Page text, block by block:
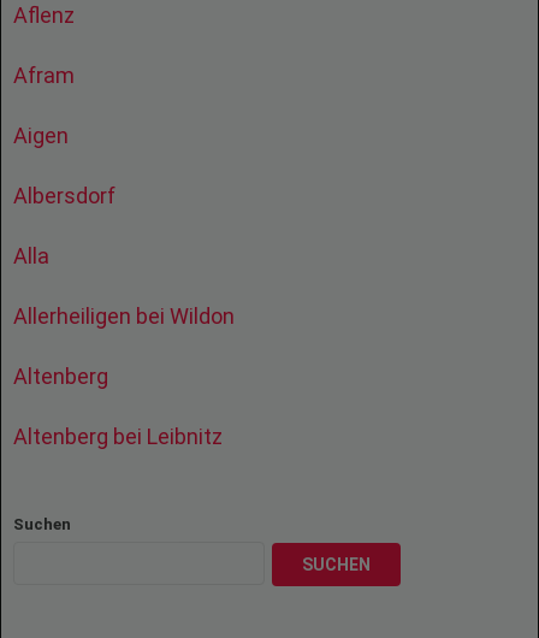
Aflenz
Afram
Aigen
Albersdorf
Alla
Allerheiligen bei Wildon
Altenberg
Altenberg bei Leibnitz
Suchen
SUCHEN